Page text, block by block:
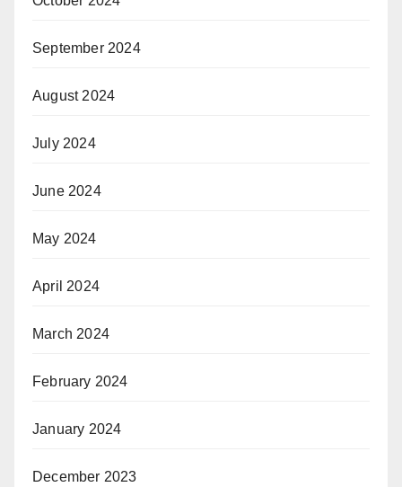
September 2024
August 2024
July 2024
June 2024
May 2024
April 2024
March 2024
February 2024
January 2024
December 2023